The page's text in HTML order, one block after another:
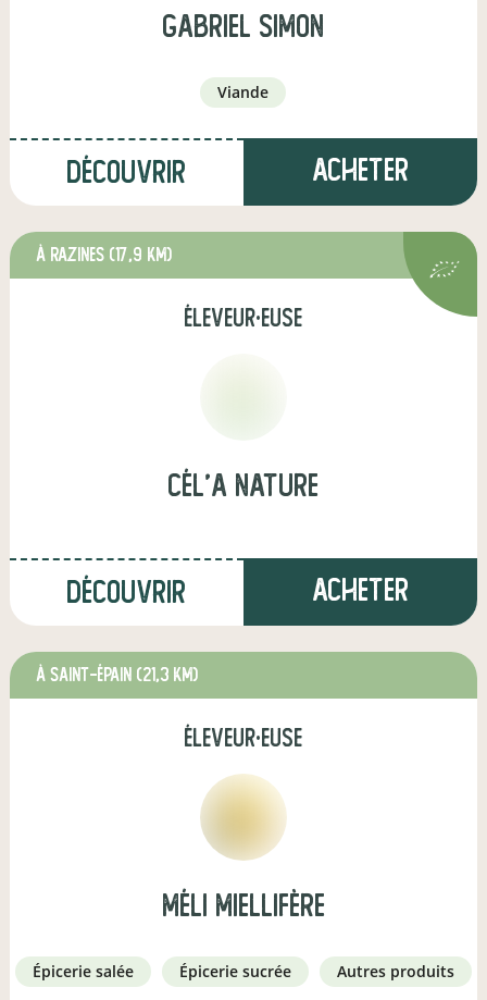
gabriel simon
viande
Découvrir Acheter
à Razines (17,9 km)
éleveur·euse
Cél'A Nature
Découvrir Acheter
à Saint-Épain (21,3 km)
éleveur·euse
Méli Miellifère
épicerie salée épicerie sucrée autres produits